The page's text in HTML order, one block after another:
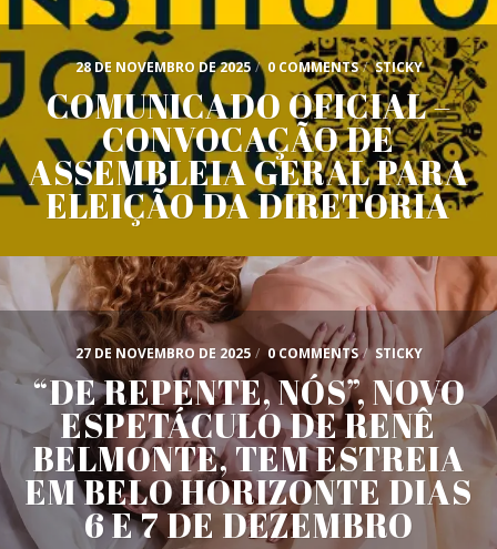
28 DE NOVEMBRO DE 2025 / 0 COMMENTS / STICKY
COMUNICADO OFICIAL –
CONVOCAÇÃO DE
ASSEMBLEIA GERAL PARA
ELEIÇÃO DA DIRETORIA
27 DE NOVEMBRO DE 2025 / 0 COMMENTS / STICKY
“DE REPENTE, NÓS”, NOVO
ESPETÁCULO DE RENÊ
BELMONTE, TEM ESTREIA
EM BELO HORIZONTE DIAS
6 E 7 DE DEZEMBRO